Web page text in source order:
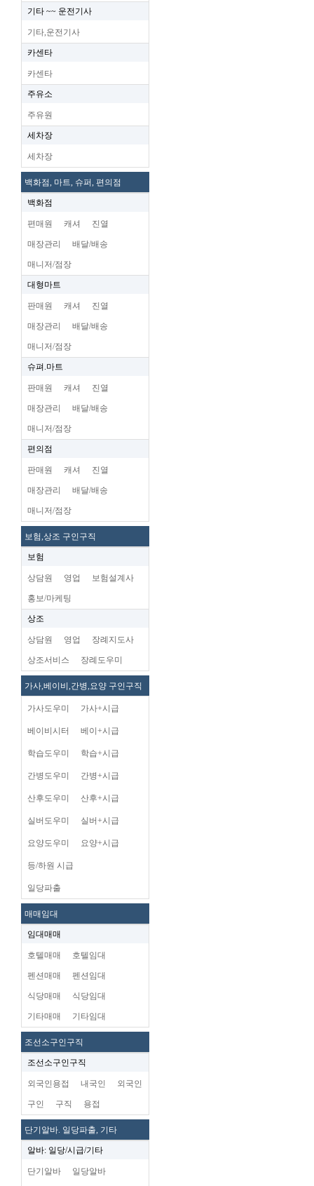
기타 ~~ 운전기사
기타,운전기사
카센타
카센타
주유소
주유원
세차장
세차장
백화점, 마트, 슈퍼, 편의점
백화점
편매원 캐셔 진열
매장관리 배달/배송
매니저/점장
대형마트
판매원 캐셔 진열
매장관리 배달/배송
매니저/점장
슈펴.마트
판매원 캐셔 진열
매장관리 배달/배송
매니저/점장
편의점
판매원 캐셔 진열
매장관리 배달/배송
매니저/점장
보험,상조 구인구직
보험
상담원 영업 보험설계사
홍보/마케팅
상조
상담원 영업 장례지도사
상조서비스 장례도우미
가사,베이비,간병,요양 구인구직
가사도우미 가사+시급
베이비시터 베이+시급
학습도우미 학습+시급
간병도우미 간병+시급
산후도우미 산후+시급
실버도우미 실버+시급
요양도우미 요양+시급
등/하원 시급
일당파출
매매임대
임대매매
호텔매매 호텔임대
펜션매매 펜션임대
식당매매 식당임대
기타매매 기타임대
조선소구인구직
조선소구인구직
외국인용접 내국인 외국인
구인 구직 용접
단기알바. 일당파출, 기타
알바: 일당/시급/기타
단기알바 일당알바